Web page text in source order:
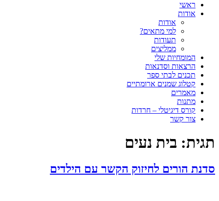
ראשי
אודות
אודות
למי מתאים?
תעודות
ממליצים
המומחיות שלי
הרצאות וסדנאות
תכנים לבתי ספר
קטלוג שמנים ארומתיים
מאמרים
מתנות
קורס דיגיטלי – חרדות
צור קשר
תגית: בית נעים
סדנת הורים לחיזוק הקשר עם הילדים